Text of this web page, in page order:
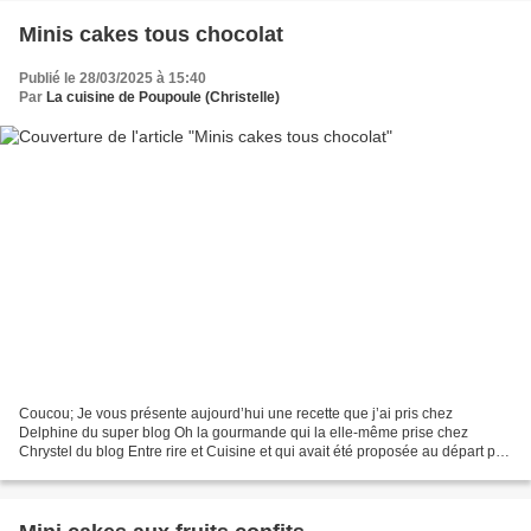
Minis cakes tous chocolat
Publié le 28/03/2025 à 15:40
Par La cuisine de Poupoule (Christelle)
Coucou; Je vous présente aujourd’hui une recette que j’ai pris chez
Delphine du super blog Oh la gourmande qui la elle-même prise chez
Chrystel du blog Entre rire et Cuisine et qui avait été proposée au départ par